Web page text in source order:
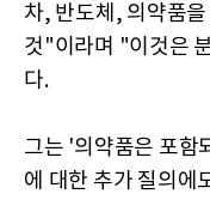
차, 반도체, 의약품
것"이라며 "이것은
다.
그는 '의약품은 포함
에 대한 추가 질의에